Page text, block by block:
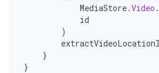
MediaStore.Video .
id
)
}
}